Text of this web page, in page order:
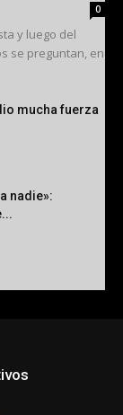
0
y luego del
se preguntan, en
mucha fuerza
nadie»: